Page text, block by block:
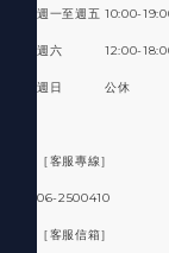
週一至週五 10:00-
週六 12:00-
週日 公休
［客服專線］
06-2500410
［客服信箱］